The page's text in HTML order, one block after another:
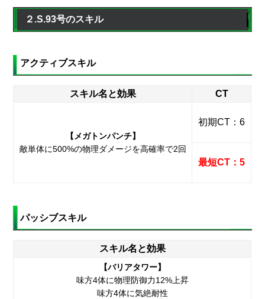
２.S.93号のスキル
アクティブスキル
スキル名と効果 CT
【メガトンパンチ】
敵単体に500%の物理ダメージを高確率で2回
初期CT：6
最短CT：5
パッシブスキル
スキル名と効果
【バリアタワー】
味方4体に物理防御力12%上昇
味方4体に気絶耐性